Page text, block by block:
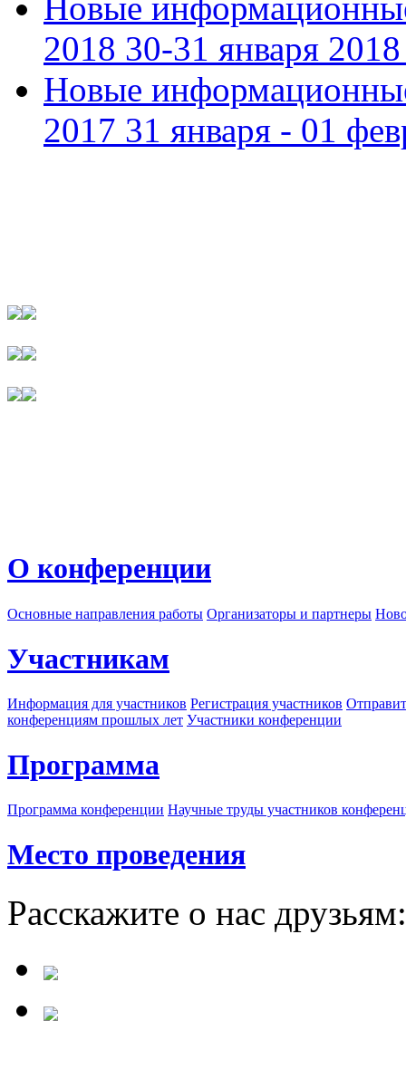
Новые
2018 30-31 января 2018
Новые
2017 31 января - 01
О конференции
Основные направления работы Организаторы и партнеры
Участникам
Информация для участников Регистрация участников
конференциям прошлых лет Участники конференции
Программа
Программа конференции Научные труды участников
Место проведения
Расскажите о нас друзьям: